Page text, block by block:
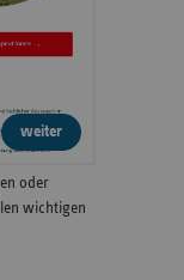
weiter
oder
wichtigen